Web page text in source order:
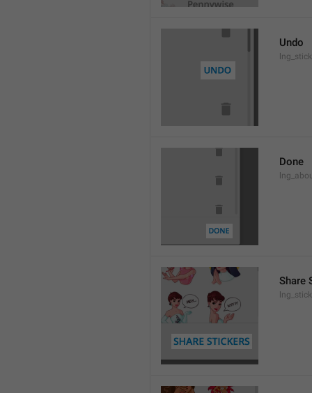
Undo
Done
Share